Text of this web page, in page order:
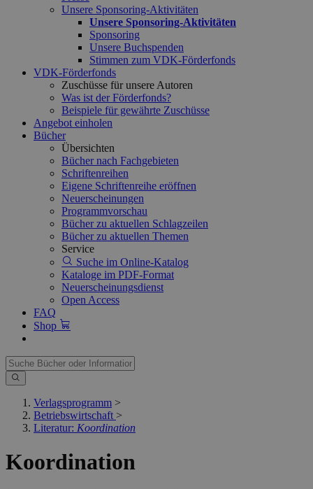
Unsere Sponsoring-Aktivitäten
Unsere Sponsoring-Aktivitäten
Sponsoring
Unsere Buchspenden
Stimmen zum VDK-Förderfonds
VDK-Förderfonds
Zuschüsse für unsere Autoren
Was ist der Förderfonds?
Beispiele für gewährte Zuschüsse
Angebot einholen
Bücher
Übersichten
Bücher nach Fachgebieten
Schriftenreihen
Eigene Schriftenreihe eröffnen
Neuerscheinungen
Programmvorschau
Bücher zu aktuellen Schlagzeilen
Bücher zu aktuellen Themen
Service
Suche im Online-Katalog
Kataloge im PDF-Format
Neuerscheinungsdienst
Open Access
FAQ
Shop
Verlagsprogramm >
Betriebswirtschaft >
Literatur: Koordination
Koordination